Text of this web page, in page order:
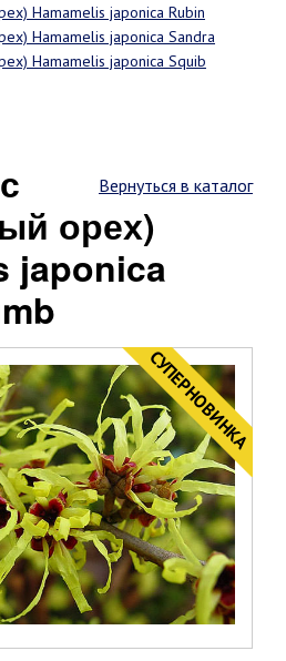
Hamamelis japonica Rubin
Hamamelis japonica Sandra
Hamamelis japonica Squib
Вернуться в каталог
орех)
japonica
CУПЕРНОВИНКА